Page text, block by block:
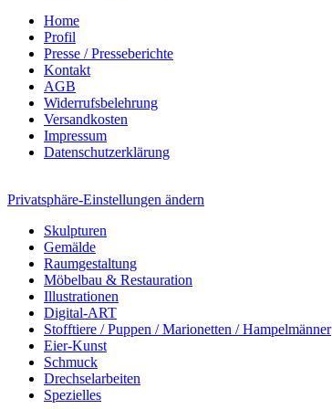
Home
Profil
Presse / Presseberichte
Kontakt
AGB
Widerrufsbelehrung
Versandkosten
Impressum
Datenschutzerklärung
Privatsphäre-Einstellungen ändern
Skulpturen
Gemälde
Raumgestaltung
Möbelbau & Restauration
Illustrationen
Digital-ART
Stofftiere / Puppen / Marionetten / Hampelmänner
Eier-Kunst
Schmuck
Drechselarbeiten
Spezielles